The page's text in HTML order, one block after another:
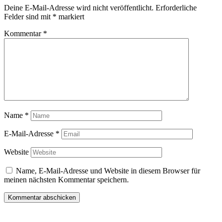
Deine E-Mail-Adresse wird nicht veröffentlicht. Erforderliche
Felder sind mit * markiert
Kommentar *
Name *
E-Mail-Adresse *
Website
Name, E-Mail-Adresse und Website in diesem Browser für
meinen nächsten Kommentar speichern.